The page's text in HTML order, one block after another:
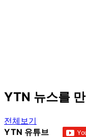
YTN 뉴스를
전체보기
YTN 유튜브